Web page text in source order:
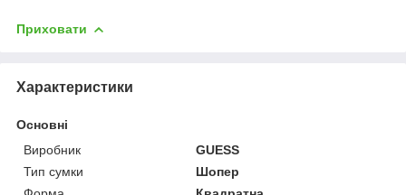
Приховати
Характеристики
Основні
Виробник
GUESS
Тип сумки
Шопер